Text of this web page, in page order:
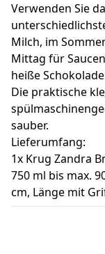
Verwenden Sie
Milch, im
Mittag für
heiße
Die praktische
sauber.
Lieferumfang:
1x Krug Zandra
750 ml bis max.
cm, Länge mit